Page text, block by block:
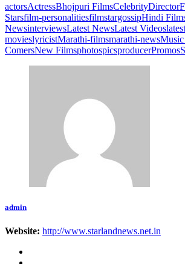
actorsActressBhojpuri FilmsCelebrityDirector
Starsfilm-personalitiesfilmstargossipHindi
NewsinterviewsLatest NewsLatest Videos
movieslyricistMarathi-filmsmarathi-news
ComersNew FilmsphotospicsproducerPromos
admin
Website: http://www.starlandnews.net.in